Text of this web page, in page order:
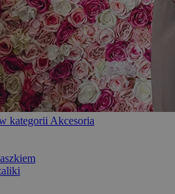
kategorii Akcesoria